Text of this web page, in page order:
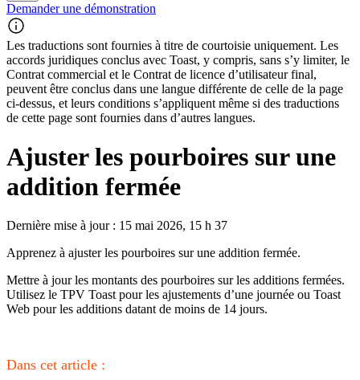
Demander une démonstration
Les traductions sont fournies à titre de courtoisie uniquement. Les
accords juridiques conclus avec Toast, y compris, sans s’y limiter, le
Contrat commercial et le Contrat de licence d’utilisateur final,
peuvent être conclus dans une langue différente de celle de la page
ci-dessus, et leurs conditions s’appliquent même si des traductions
de cette page sont fournies dans d’autres langues.
Ajuster les pourboires sur une
addition fermée
Dernière mise à jour : 15 mai 2026, 15 h 37
Apprenez à ajuster les pourboires sur une addition fermée.
Mettre à jour les montants des pourboires sur les additions fermées.
Utilisez le TPV Toast pour les ajustements d’une journée ou Toast
Web pour les additions datant de moins de 14 jours.
Dans cet article :